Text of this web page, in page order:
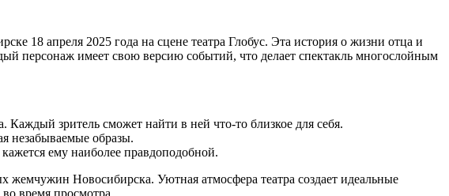
18 апреля 2025 года на сцене театра Глобус. Эта история о жизни отца и
персонаж имеет свою версию событий, что делает спектакль многослойным
зритель сможет найти в ней что-то близкое для себя.
незабываемые образы.
ему наиболее правдоподобной.
жемчужин Новосибирска. Уютная атмосфера театра создает идеальные
время просмотра.